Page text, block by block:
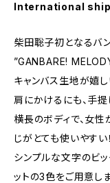
International
柴田聡子初となるバ
”GANBARE!
キャンバス生地が嬉し
肩にかけるにも、手提
横長のボディで、女
じがとても使いやすい
シンプルな文字のビッ
ットの3色をご用意し